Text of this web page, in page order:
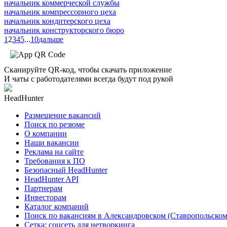
начальник коммерческой службы
начальник компрессорного цеха
начальник кондитерского цеха
начальник конструкторского бюро
1 2345...10дальше
Сканируйте QR-код, чтобы скачать приложение
И чаты с работодателями всегда будут под рукой
HeadHunter
Размещение вакансий
Поиск по резюме
О компании
Наши вакансии
Реклама на сайте
Требования к ПО
Безопасный HeadHunter
HeadHunter API
Партнерам
Инвесторам
Каталог компаний
Поиск по вакансиям в Александровском
Сетка: соцсеть для нетворкинга